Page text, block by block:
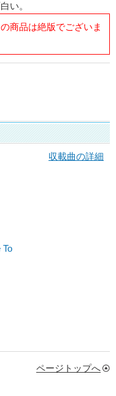
い。
商品は絶版でございま
収載曲の詳細
To
ページトップへ